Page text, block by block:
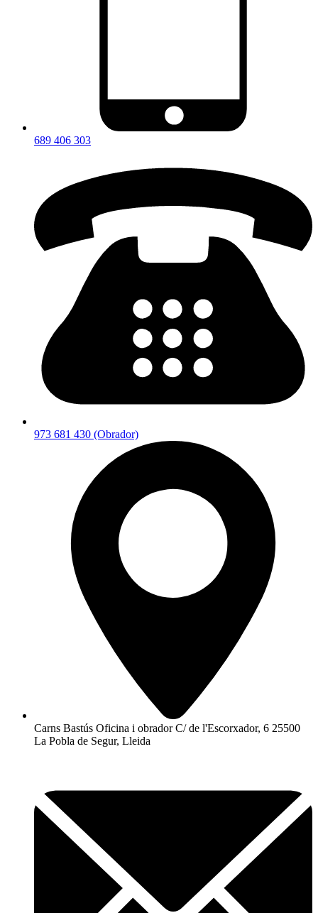
689 406 303
973 681 430 (Obrador)
Carns Bastús Oficina i obrador C/ de l'Escorxador, 6 25500
La Pobla de Segur, Lleida